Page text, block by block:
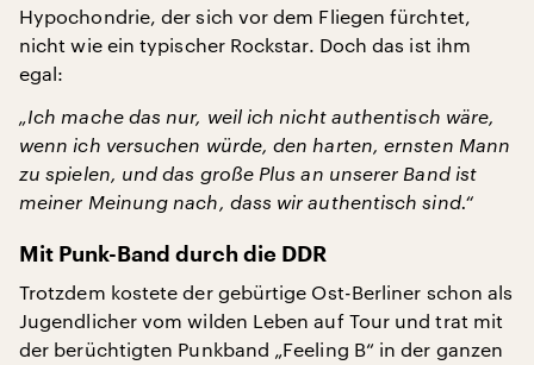
Hypochondrie, der sich vor dem Fliegen fürchtet,
nicht wie ein typischer Rockstar. Doch das ist ihm
egal:
„Ich mache das nur, weil ich nicht authentisch wäre,
wenn ich versuchen würde, den harten, ernsten Mann
zu spielen, und das große Plus an unserer Band ist
meiner Meinung nach, dass wir authentisch sind.“
Mit Punk-Band durch die DDR
Trotzdem kostete der gebürtige Ost-Berliner schon als
Jugendlicher vom wilden Leben auf Tour und trat mit
der berüchtigten Punkband „Feeling B“ in der ganzen